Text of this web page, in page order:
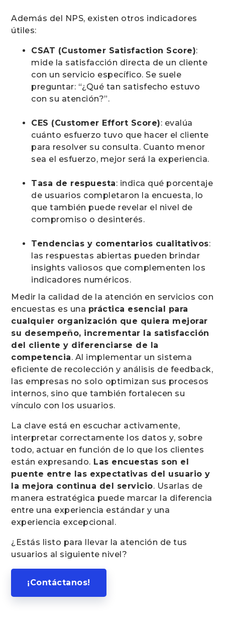
Además del NPS, existen otros indicadores
útiles:
CSAT (Customer Satisfaction Score):
mide la satisfacción directa de un cliente
con un servicio específico. Se suele
preguntar: “¿Qué tan satisfecho estuvo
con su atención?”.
CES (Customer Effort Score): evalúa
cuánto esfuerzo tuvo que hacer el cliente
para resolver su consulta. Cuanto menor
sea el esfuerzo, mejor será la experiencia.
Tasa de respuesta: indica qué porcentaje
de usuarios completaron la encuesta, lo
que también puede revelar el nivel de
compromiso o desinterés.
Tendencias y comentarios cualitativos:
las respuestas abiertas pueden brindar
insights valiosos que complementen los
indicadores numéricos.
Medir la calidad de la atención en servicios con
encuestas es una práctica esencial para
cualquier organización que quiera mejorar
su desempeño, incrementar la satisfacción
del cliente y diferenciarse de la
competencia. Al implementar un sistema
eficiente de recolección y análisis de feedback,
las empresas no solo optimizan sus procesos
internos, sino que también fortalecen su
vínculo con los usuarios.
La clave está en escuchar activamente,
interpretar correctamente los datos y, sobre
todo, actuar en función de lo que los clientes
están expresando. Las encuestas son el
puente entre las expectativas del usuario y
la mejora continua del servicio. Usarlas de
manera estratégica puede marcar la diferencia
entre una experiencia estándar y una
experiencia excepcional.
¿Estás listo para llevar la atención de tus
usuarios al siguiente nivel?
¡Contáctanos!